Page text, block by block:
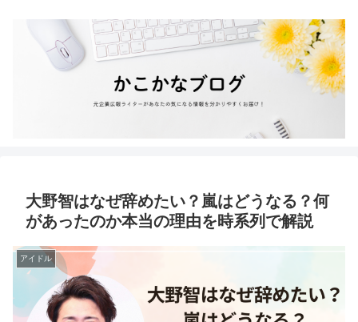
大野智はなぜ辞めたい？嵐はどうなる？何
があったのか本当の理由を時系列で解説
アイドル